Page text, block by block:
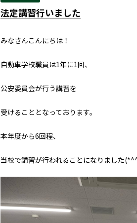
法定講習行いました
みなさんこんにちは！
自動車学校職員は1年に1回、
公安委員会が行う講習を
受けることとなっております。
本年度から6回程、
当校で講習が行われることになりました